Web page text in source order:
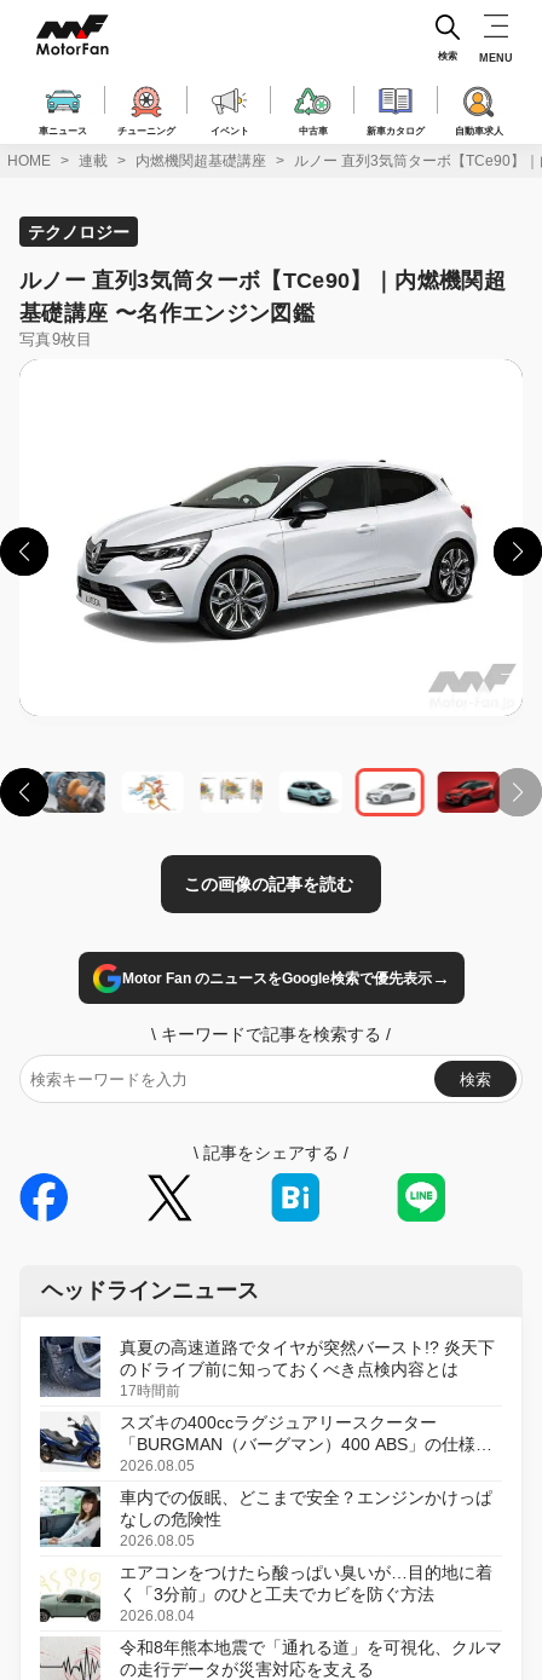
ス
車ニュース チューニング イベント 中古車 新車カタログ 自動車求人
検索 MENU
HOME 連載 内燃機関超基礎講座 ルノー 直列3気筒ターボ【TCe90】
テクノロジー
ルノー 直列3気筒ターボ【TCe90】｜内燃機関超
基礎講座 〜名作エンジン図鑑
写真9枚目
Motor Fan のニュースをGoogle検索で優先表示→
\ キーワードで記事を検索する /
検索
\ 記事をシェアする /
ヘッドラインニュース
真夏の高速道路でタイヤが突然バースト!? 炎天下
のドライブ前に知っておくべき点検内容とは
17時間前
スズキの400ccラグジュアリースクーター
「BURGMAN（バーグマン）400 ABS」の仕様を
変更し、8月18日に発売
2026.08.05
車内での仮眠、どこまで安全？エンジンかけっぱ
なしの危険性
2026.08.05
エアコンをつけたら酸っぱい臭いが…目的地に着
く「3分前」のひと工夫でカビを防ぐ方法
2026.08.04
令和8年熊本地震で「通れる道」を可視化、クルマ
の走行データが災害対応を支える